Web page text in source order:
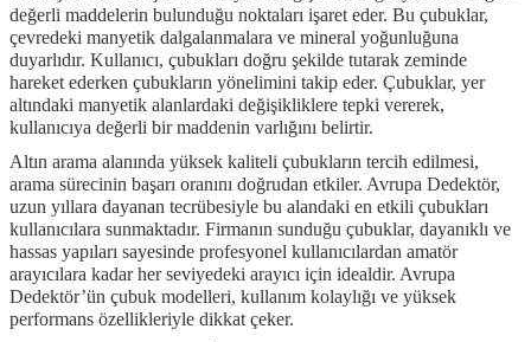
değerli maddelerin bulunduğu noktaları işaret eder. Bu çubuklar,
çevredeki manyetik dalgalanmalara ve mineral yoğunluğuna
duyarlıdır. Kullanıcı, çubukları doğru şekilde tutarak zeminde
hareket ederken çubukların yönelimini takip eder. Çubuklar, yer
altındaki manyetik alanlardaki değişikliklere tepki vererek,
kullanıcıya değerli bir maddenin varlığını belirtir.
Altın arama alanında yüksek kaliteli çubukların tercih edilmesi,
arama sürecinin başarı oranını doğrudan etkiler. Avrupa Dedektör,
uzun yıllara dayanan tecrübesiyle bu alandaki en etkili çubukları
kullanıcılara sunmaktadır. Firmanın sunduğu çubuklar, dayanıklı ve
hassas yapıları sayesinde profesyonel kullanıcılardan amatör
arayıcılara kadar her seviyedeki arayıcı için idealdir. Avrupa
Dedektör’ün çubuk modelleri, kullanım kolaylığı ve yüksek
performans özellikleriyle dikkat çeker.